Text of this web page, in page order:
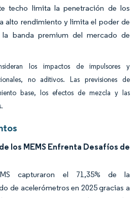
techo limita la penetración de los
alto rendimiento y limita el poder de
banda premium del mercado de
los impactos de impulsores y
no aditivos. Las previsiones de
base, los efectos de mezcla y las
los MEMS Enfrenta Desafíos de
capturaron el 71,35% de la
de acelerómetros en 2025 gracias a